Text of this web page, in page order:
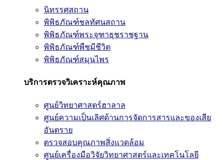
นิทรรศสถาน
พิพิธภัณฑ์ชลทัศนสถาน
พิพิธภัณฑ์พระจุฑาธุชราชฐาน
พิพิธภัณฑ์พืชมีชีวิต
พิพิธภัณฑ์สมุนไพร
บริการตรวจวิเคราะห์คุณภาพ
ศูนย์วิทยาศาสตร์ฮาลาล
ศูนย์ความเป็นเลิศด้านการจัดการสารและของเสีย
อันตราย
ตรวจสอบคุณภาพสิ่งแวดล้อม
ศูนย์เครื่องมือวิจัยวิทยาศาสตร์และเทคโนโลยี